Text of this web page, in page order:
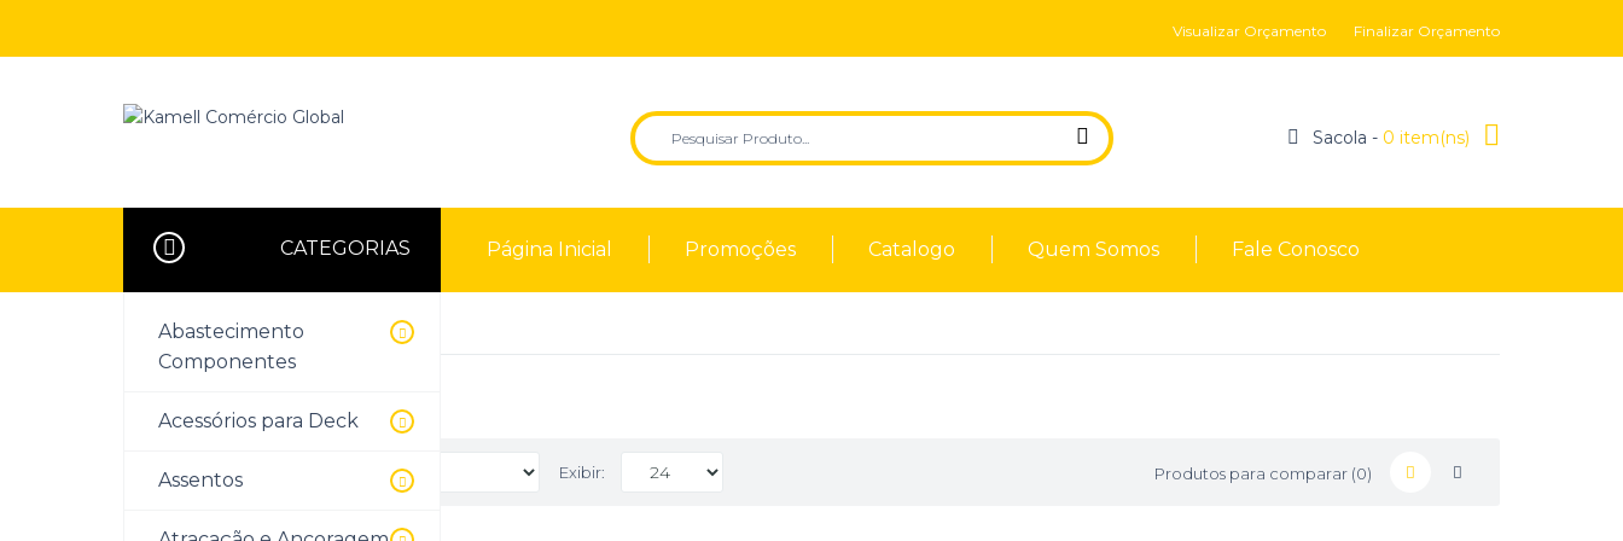
Visualizar Orçamento Finalizar Orçamento
Sacola - 0 item(ns)
CATEGORIAS
Abastecimento
Componentes
Acessórios para Deck
Assentos
Página Inicial Promoções Catalogo Quem Somos Fale Conosco
Página Inicial Rádios VHF
Produtos para comparar (0)
Organizar por: Exibir: